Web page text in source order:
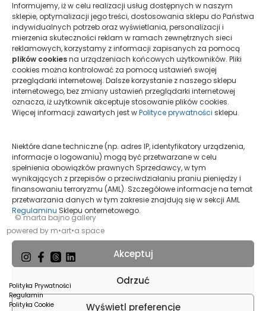
Informujemy, iż w celu realizacji usług dostępnych w naszym
sklepie, optymalizacji jego treści, dostosowania sklepu do Państwa
indywidualnych potrzeb oraz wyświetlania, personalizacji i
mierzenia skuteczności reklam w ramach zewnętrznych sieci
reklamowych, korzystamy z informacji zapisanych za pomocą
plików cookiesna urządzeniach końcowych użytkowników. Pliki
cookies można kontrolować za pomocą ustawień swojej
przeglądarki internetowej. Dalsze korzystanie z naszego sklepu
internetowego, bez zmiany ustawień przeglądarki internetowej
oznacza, iż użytkownik akceptuje stosowanie plików cookies.
Więcej informacji zawartych jest wPolityce prywatności sklepu.
Niektóre dane techniczne (np. adres IP, identyfikatory urządzenia,
informacje o logowaniu) mogą być przetwarzane w celu
spełnienia obowiązków prawnych Sprzedawcy, w tym
wynikających z przepisów o przeciwdziałaniu praniu pieniędzy i
finansowaniu terroryzmu (AML). Szczegółowe informacje na temat
przetwarzania danych w tym zakresie znajdują się w sekcji AML
Regulaminu Sklepu onternetowego.
Akceptuj
Odrzuć
Wyświetl preferencje
Newsy
Wystawa Grupowa- Tamara Pieńko
folwarczyk/17 października, 2025
Ambassadors of Polish Photography 2025
© marta bajno gallery
powered by m•art•a space
Polityka Prywatności
Regulamin
Polityka Cookie